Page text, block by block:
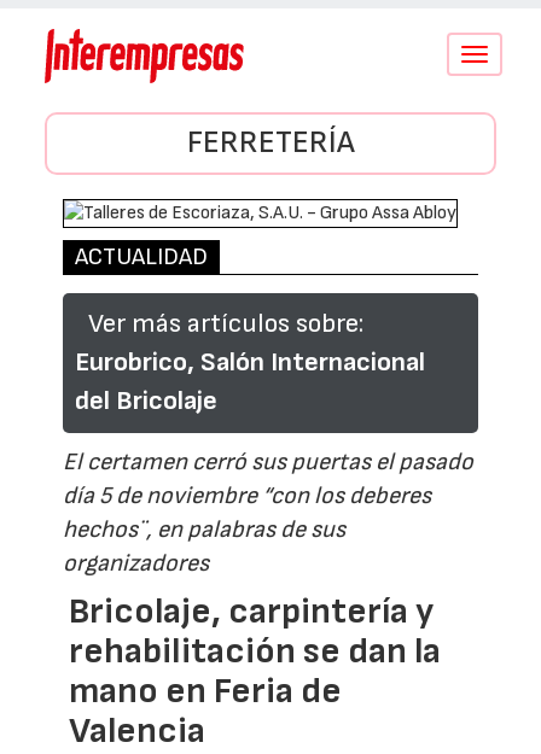
Conmutar
FERRETERÍA
ACTUALIDAD
Ver más artículos sobre:
Eurobrico, Salón Internacional
del Bricolaje
El certamen cerró sus puertas el pasado
día 5 de noviembre “con los deberes
hechos¨, en palabras de sus
organizadores
Bricolaje, carpintería y
rehabilitación se dan la
mano en Feria de
Valencia